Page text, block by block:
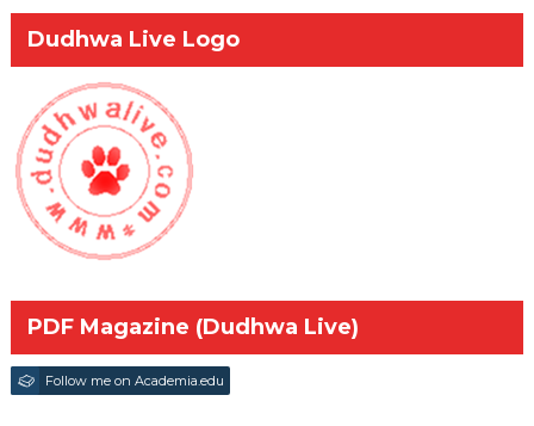
Dudhwa Live Logo
PDF Magazine (Dudhwa Live)
Follow me on Academia.edu